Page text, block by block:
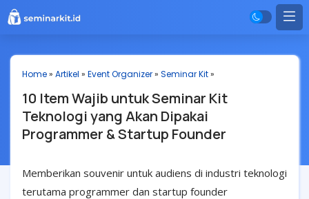
Home» Artikel » Event Organizer» Seminar Kit»
10 Item Wajib untuk Seminar Kit
Teknologi yang Akan Dipakai
Programmer & Startup Founder
Memberikan souvenir untuk audiens di industri teknologi
terutama programmer dan startup founder